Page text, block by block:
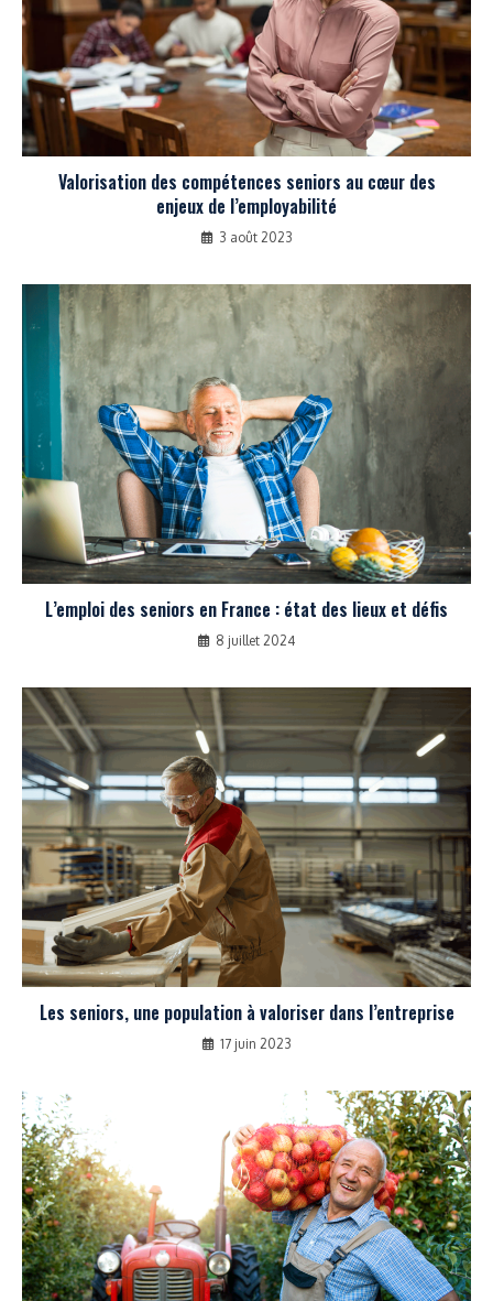
Valorisation des compétences seniors au cœur des
enjeux de l’employabilité
3 août 2023
L’emploi des seniors en France : état des lieux et défis
8 juillet 2024
Les seniors, une population à valoriser dans l’entreprise
17 juin 2023